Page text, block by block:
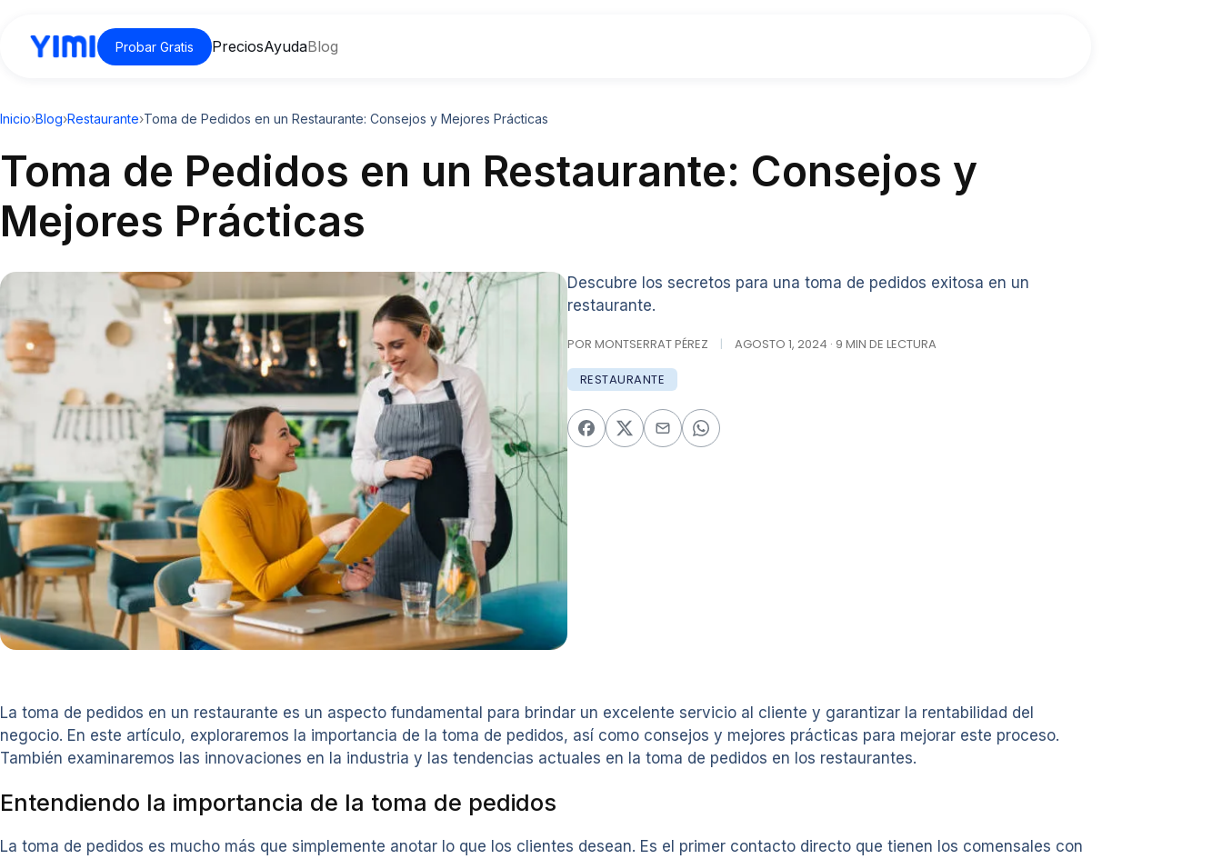
Probar Gratis PreciosAyudaBlog
Inicio›Blog›Restaurante›Toma de Pedidos en un Restaurante: Consejos y Mejores Prácticas
Toma de Pedidos en un Restaurante: Consejos y
Mejores Prácticas
Descubre los secretos para una toma de pedidos exitosa en un
restaurante.
POR MONTSERRAT PÉREZ | AGOSTO 1, 2024 · 9 MIN DE LECTURA
RESTAURANTE
La toma de pedidos en un restaurante es un aspecto fundamental para brindar un excelente servicio al cliente y garantizar la rentabilidad del
negocio. En este artículo, exploraremos la importancia de la toma de pedidos, así como consejos y mejores prácticas para mejorar este proceso.
También examinaremos las innovaciones en la industria y las tendencias actuales en la toma de pedidos en los restaurantes.
Entendiendo la importancia de la toma de pedidos
La toma de pedidos es mucho más que simplemente anotar lo que los clientes desean. Es el primer contacto directo que tienen los comensales con